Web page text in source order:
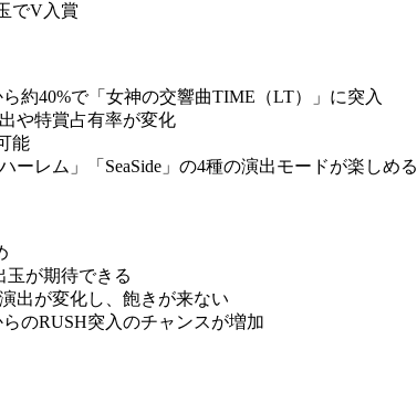
でV入賞
約40%で「女神の交響曲TIME（LT）」に突入
や特賞占有率が変化
能
ーレム」「SeaSide」の4種の演出モードが楽しめる
玉が期待できる
出が変化し、飽きが来ない
のRUSH突入のチャンスが増加